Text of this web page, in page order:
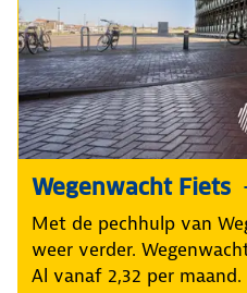
Wegenwacht Fiets
Met de pechhulp van
weer verder.
Al vanaf 2,32 per maand.